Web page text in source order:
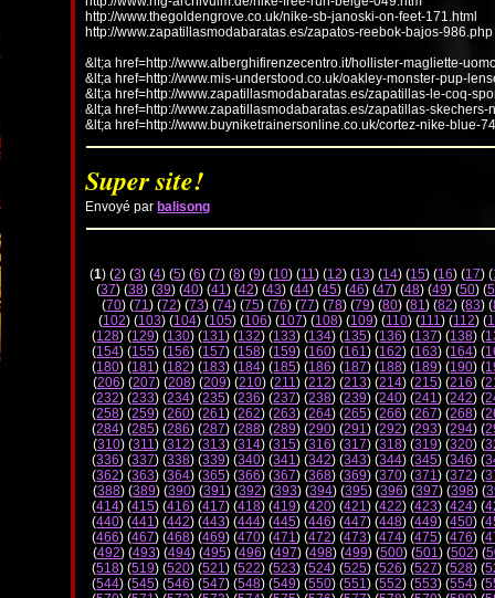
http://www.thegoldengrove.co.uk/nike-sb-janoski-on-feet-171.html
http://www.zapatillasmodabaratas.es/zapatos-reebok-bajos-986.php
&lt;a href=http://www.alberghifirenzecentro.it/hollister-magliette-
&lt;a href=http://www.mis-understood.co.uk/oakley-monster-pup-
&lt;a href=http://www.zapatillasmodabaratas.es/zapatillas-le-coq-
&lt;a href=http://www.zapatillasmodabaratas.es/zapatillas-
&lt;a href=http://www.buyniketrainersonline.co.uk/cortez-nike-blue-
Super site!
Envoyé par balisong
(1) (2) (3) (4) (5) (6) (7) (8) (9) (10) (11) (12) (13) (14) (15) (16) (17) (
(37) (38) (39) (40) (41) (42) (43) (44) (45) (46) (47) (48) (49) (50) (
(70) (71) (72) (73) (74) (75) (76) (77) (78) (79) (80) (81) (82) (83) (
(102) (103) (104) (105) (106) (107) (108) (109) (110) (111) (112) (
(128) (129) (130) (131) (132) (133) (134) (135) (136) (137) (138) (
(154) (155) (156) (157) (158) (159) (160) (161) (162) (163) (164) (
(180) (181) (182) (183) (184) (185) (186) (187) (188) (189) (190) (
(206) (207) (208) (209) (210) (211) (212) (213) (214) (215) (216) (
(232) (233) (234) (235) (236) (237) (238) (239) (240) (241) (242) (
(258) (259) (260) (261) (262) (263) (264) (265) (266) (267) (268) (
(284) (285) (286) (287) (288) (289) (290) (291) (292) (293) (294) (
(310) (311) (312) (313) (314) (315) (316) (317) (318) (319) (320) (
(336) (337) (338) (339) (340) (341) (342) (343) (344) (345) (346) (
(362) (363) (364) (365) (366) (367) (368) (369) (370) (371) (372) (
(388) (389) (390) (391) (392) (393) (394) (395) (396) (397) (398) (
(414) (415) (416) (417) (418) (419) (420) (421) (422) (423) (424) (
(440) (441) (442) (443) (444) (445) (446) (447) (448) (449) (450) (
(466) (467) (468) (469) (470) (471) (472) (473) (474) (475) (476) (
(492) (493) (494) (495) (496) (497) (498) (499) (500) (501) (502) (
(518) (519) (520) (521) (522) (523) (524) (525) (526) (527) (528) (
(544) (545) (546) (547) (548) (549) (550) (551) (552) (553) (554) (